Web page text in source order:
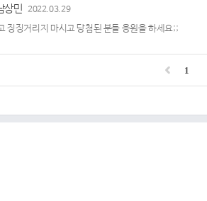
상민 2022.03.29
징징거리지 마시고 당첨된 분들 응원을 하세요;;
1